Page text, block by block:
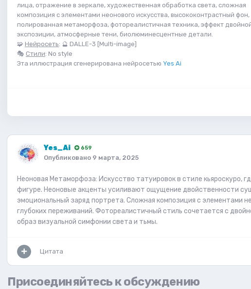
лица, отражение в зеркале, художественная обработка света, сложная
композиция с элементами неонового искусства, высококонтрастный фон,
полированная метаморфоза, фотореалистичная техника, эффект
экспозиции, атмосферные тени, биолюминесцентные детали.
🧩 Нейросеть: 🔮 DALLE-3 [Multi-image]
🎭 Стили: No style
Эта иллюстрация сгенерирована нейросетью Yes Ai
Yes_Ai 659
Опубликовано 9 марта, 2025
Неоновая Метаморфоза: Искусство татуировок в стиле кьяроскуро,
фигуре. Неоновые акценты усиливают ощущение двойственности
эмоциональный заряд портрета. Сложная композиция с элементами
глубоких переживаний. Фотореалистичный стиль сочетается с
образ визуальной симфонии света и тьмы.
Цитата
Присоединяйтесь к обсуждению